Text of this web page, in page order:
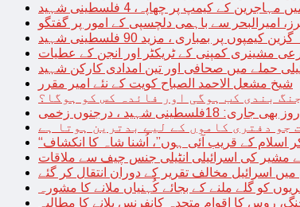
کے کیمپ پر چھاپہ، 4 فلسطینی شہید
امیرالبحر سے باہمی دلچسپی کے امور پر گفتگو
پر بمباری ، مزید 90 فلسطینی شہید
مشینری کمپنی کے ٹریکٹر اور انجن کے عطیات
حملے میں صحافی اور تین امدادی کارکن شہید
شیخ مشعل الاحمد الصباح کویت کے نئے امیر مقرر
بندی کب ہوگی اور فائدہ کس کو ہوگا؟
جو دفتری کاموں کے لیے بدترین ہوتا ہے
اسلام کے قریب آئی ہوں”، اُشنا شاہ کا انکشاف
مشیر کی اسرائیلی انٹیلی جنس چیف سے ملاقات
میں اسرائیل مخالف تقریر کے دوران انتقال کر گئے
کو گلے ملنے کے بجائے کُہنیاں ملانے کا مشورہ
روس کا اقوام متحدہ کانفرنس بلانے کا مطالبہ